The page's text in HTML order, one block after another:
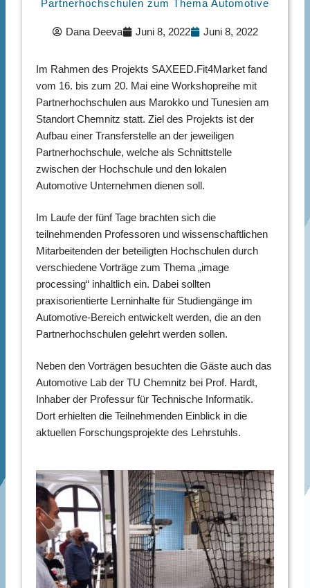
Partnerhochschulen zum Thema Automotive
Dana Deeva Juni 8, 2022 Juni 8, 2022
Im Rahmen des Projekts SAXEED.Fit4Market fand
vom 16. bis zum 20. Mai eine Workshopreihe mit
Partnerhochschulen aus Marokko und Tunesien am
Standort Chemnitz statt. Ziel des Projekts ist der
Aufbau einer Transferstelle an der jeweiligen
Partnerhochschule, welche als Schnittstelle
zwischen der Hochschule und den lokalen
Automotive Unternehmen dienen soll.
Im Laufe der fünf Tage brachten sich die
teilnehmenden Professoren und wissenschaftlichen
Mitarbeitenden der beteiligten Hochschulen durch
verschiedene Vorträge zum Thema „image
processing“ inhaltlich ein. Dabei sollten
praxisorientierte Lerninhalte für Studiengänge im
Automotive-Bereich entwickelt werden, die an den
Partnerhochschulen gelehrt werden sollen.
Neben den Vorträgen besuchten die Gäste auch das
Automotive Lab der TU Chemnitz bei Prof. Hardt,
Inhaber der Professur für Technische Informatik.
Dort erhielten die Teilnehmenden Einblick in die
aktuellen Forschungsprojekte des Lehrstuhls.